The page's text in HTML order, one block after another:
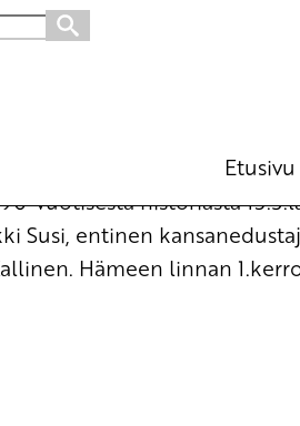
Etusivu
vuotisesta historiasta
Susi, entinen
Hämeen linnan